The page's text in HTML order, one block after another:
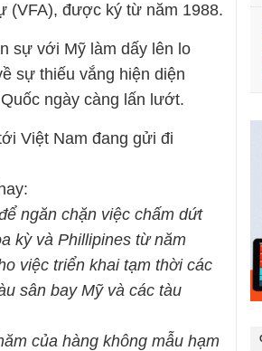
(VFA), được ký từ năm 1988.
sự với Mỹ làm dấy lên lo
sự thiếu vắng hiện diện
ngày càng lấn lướt.
Việt Nam đang gửi đi
ngăn chặn việc chấm dứt
kỳ và Phillipines từ năm
việc triển khai tạm thời các
sân bay Mỹ và các tàu
của hàng không mẫu hạm